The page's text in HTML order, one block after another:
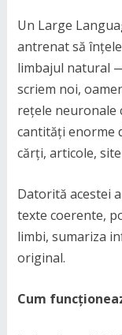
Un Large
antrenat să
limbajul natural
scriem noi,
rețele neuronale
cantități enorme
cărți, articole,
Datorită acestei
texte coerente,
limbi, sumariza
original.
Cum